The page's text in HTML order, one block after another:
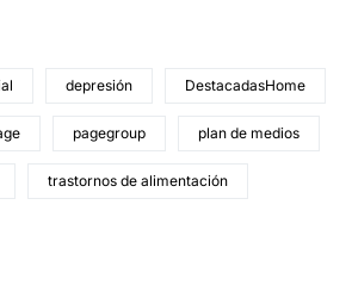
depresión DestacadasHome
pagegroup plan de medios
trastornos de alimentación